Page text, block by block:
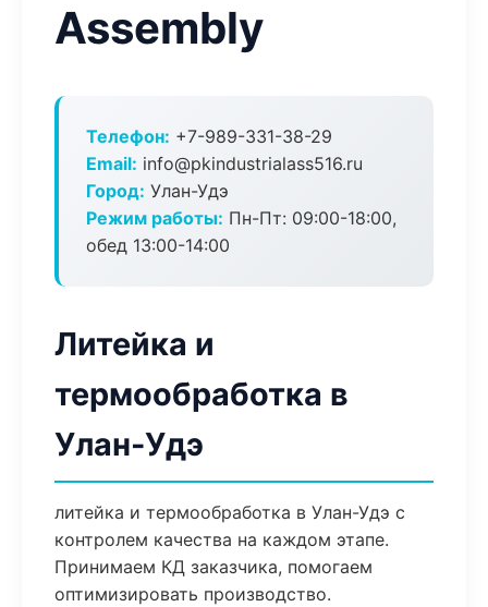
Assembly
Телефон: +7-989-331-38-29
Email: info@pkindustrialass516.ru
Город: Улан-Удэ
Режим работы: Пн-Пт: 09:00-18:00,
обед 13:00-14:00
Литейка и
термообработка в
Улан-Удэ
литейка и термообработка в Улан-Удэ с
контролем качества на каждом этапе.
Принимаем КД заказчика, помогаем
оптимизировать производство.